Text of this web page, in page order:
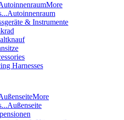
More
Autoinnenraum
& Instrumente
Harnesses
More
Außenseite